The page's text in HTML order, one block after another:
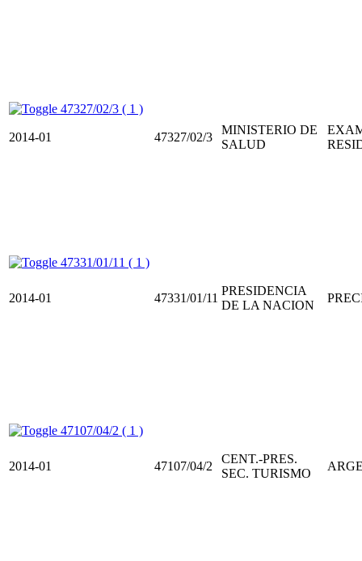
47327/02/3 ( 1 )
2014-01 47327/02/3
MINISTERIO DE
SALUD
47331/01/11 ( 1 )
2014-01 47331/01/11
PRESIDENCIA
DE LA NACION
47107/04/2 ( 1 )
2014-01 47107/04/2
CENT.-PRES.
SEC. TURISMO